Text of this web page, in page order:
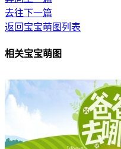
去往下一篇
返回宝宝萌图列表
相关宝宝萌图